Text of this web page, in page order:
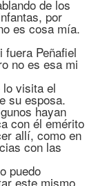
de los
por
es cosa mía.
fuera Peñafiel
no es esa mi
lo visita el
su esposa.
hayan
con él emérito
allí, como en
con las
puedo
este mismo